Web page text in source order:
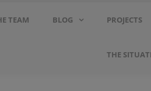
TEAM BLOG PROJECTS
THE